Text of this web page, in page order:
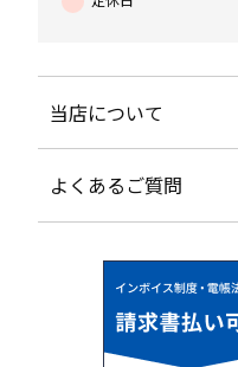
当店について
よくあるご質問